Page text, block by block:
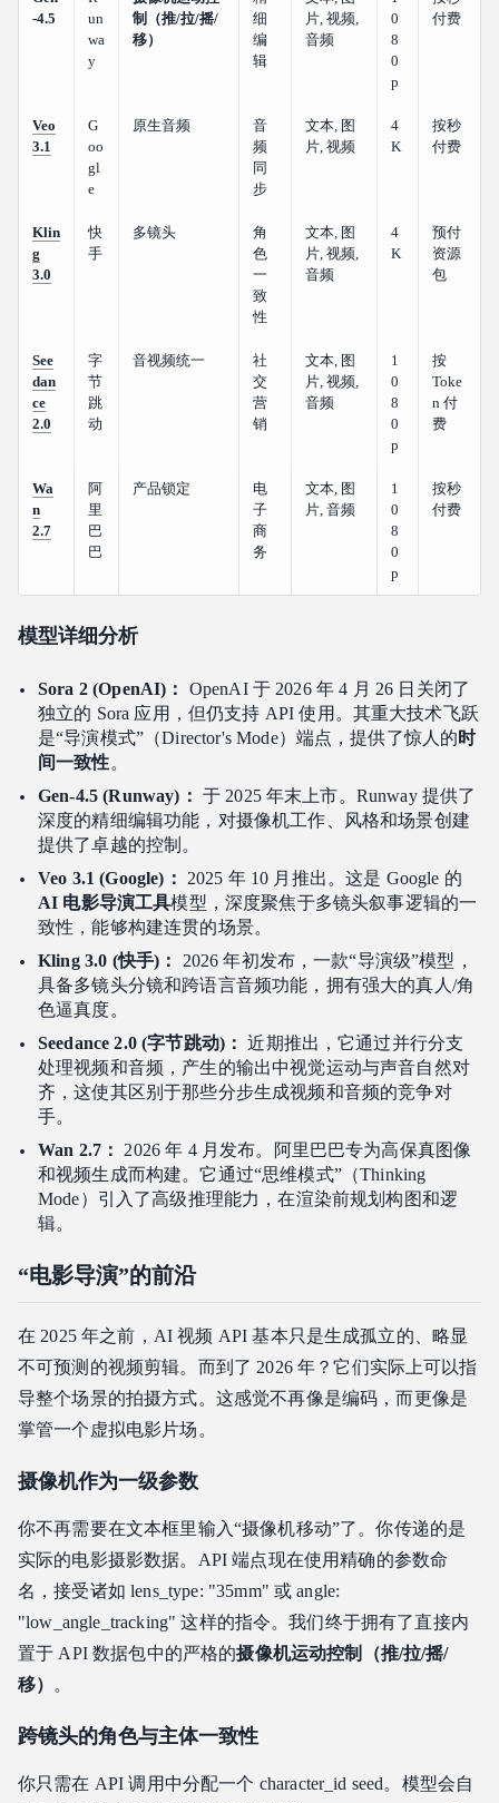
-4.5
un
wa
y
制（推/拉/摇/
移）
细
编
辑
片, 视频,
音频
0
8
0
p
付费
Veo
3.1
G
oo
gl
e
原生音频
音
频
同
步
文本, 图
片, 视频
4
K
按秒
付费
Klin
g
3.0
快
手
多镜头
角
色
一
致
性
文本, 图
片, 视频,
音频
4
K
预付
资源
包
See
dan
ce
2.0
字
节
跳
动
音视频统一
社
交
营
销
文本, 图
片, 视频,
音频
1
0
8
0
p
按
Toke
n 付
费
Wa
n
2.7
阿
里
巴
巴
产品锁定
电
子
商
务
文本, 图
片, 音频
1
0
8
0
p
按秒
付费
模型详细分析
Sora 2 (OpenAI)：
OpenAI 于 2026 年 4 月 26 日关闭了
独立的 Sora 应用，但仍支持 API 使用。其重大技术飞跃
是“导演模式”（Director's Mode）端点，提供了惊人的 时
间一致性。
Gen-4.5 (Runway)： 于 2025 年末上市。Runway 提供了
深度的精细编辑功能，对摄像机工作、风格和场景创建
提供了卓越的控制。
Veo 3.1 (Google)：
2025 年 10 月推出。这是 Google 的
AI 电影导演工具模型，深度聚焦于多镜头叙事逻辑的一
致性，能够构建连贯的场景。
Kling 3.0 (快手)：
2026 年初发布，一款“导演级”模型，
具备多镜头分镜和跨语言音频功能，拥有强大的真人/角
色逼真度。
Seedance 2.0 (字节跳动)： 近期推出，它通过并行分支
处理视频和音频，产生的输出中视觉运动与声音自然对
齐，这使其区别于那些分步生成视频和音频的竞争对
手。
Wan 2.7：
2026 年 4 月发布。阿里巴巴专为高保真图像
和视频生成而构建。它通过“思维模式”（Thinking
Mode）引入了高级推理能力，在渲染前规划构图和逻
辑。
“电影导演”的前沿
在 2025 年之前，AI 视频 API 基本只是生成孤立的、略显
不可预测的视频剪辑。而到了 2026 年？它们实际上可以指
导整个场景的拍摄方式。这感觉不再像是编码，而更像是
掌管一个虚拟电影片场。
摄像机作为一级参数
你不再需要在文本框里输入“摄像机移动”了。你传递的是
实际的电影摄影数据。API 端点现在使用精确的参数命
名，接受诸如 lens_type: "35mm" 或 angle:
"low_angle_tracking" 这样的指令。我们终于拥有了直接内
置于 API 数据包中的严格的摄像机运动控制（推/拉/摇/
移） 。
跨镜头的角色与主体一致性
你只需在 API 调用中分配一个 character_id seed。模型会自